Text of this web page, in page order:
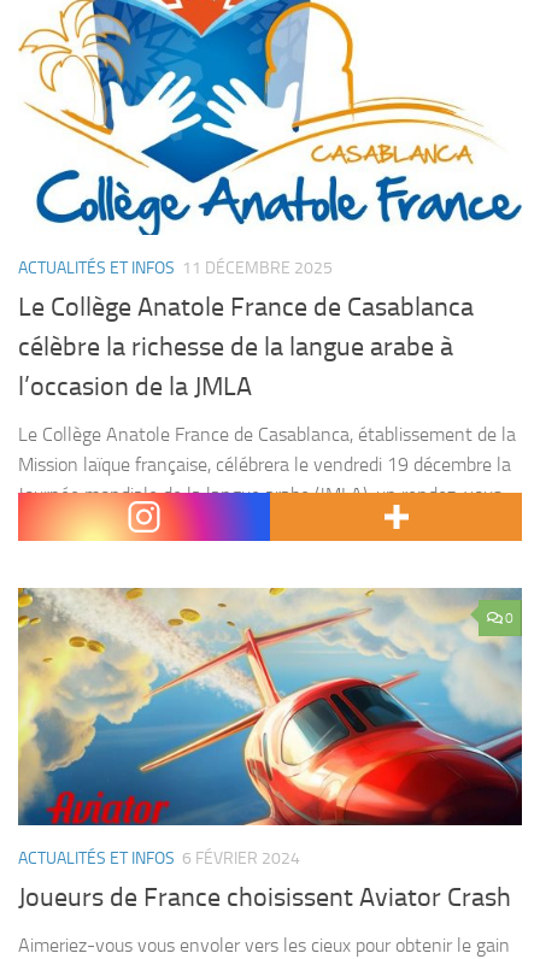
ACTUALITÉS ET INFOS 11 DÉCEMBRE 2025
Le Collège Anatole France de Casablanca
célèbre la richesse de la langue arabe à
l’occasion de la JMLA
Le Collège Anatole France de Casablanca, établissement de la
Mission laïque française, célébrera le vendredi 19 décembre la
Journée mondiale de la langue arabe (JMLA), un rendez-vous
annuel placé sous le signe du dialogue...
0
ACTUALITÉS ET INFOS 6 FÉVRIER 2024
Joueurs de France choisissent Aviator Crash
Aimeriez-vous vous envoler vers les cieux pour obtenir le gain